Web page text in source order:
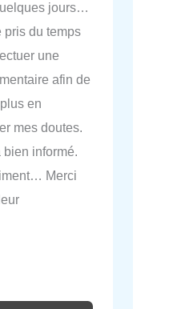
jours…
pris du temps
une
afin de
en
mes doutes.
bien informé.
Merci